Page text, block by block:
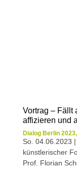
Vortrag – Fällt
affizieren und
Dialog Berlin 2023,
So. 04.06.2023
künstlerischer
Prof. Florian